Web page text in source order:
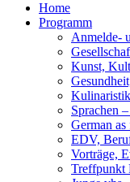
Home
Programm
Anmelde-
Kunst,
Sprachen
German
EDV,
Vorträge,
Treffpunkt